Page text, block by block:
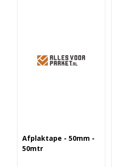
Afplaktape - 50mm -
50mtr